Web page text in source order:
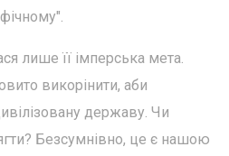
лише її імперська мета.
викорінити, аби
державу. Чи
Безсумнівно, це є нашою